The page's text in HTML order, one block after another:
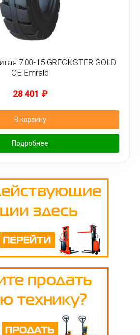
7.00-15 GRECKSTER GOLD
CE Emrald
28 401 ₽
В корзину
Подробнее